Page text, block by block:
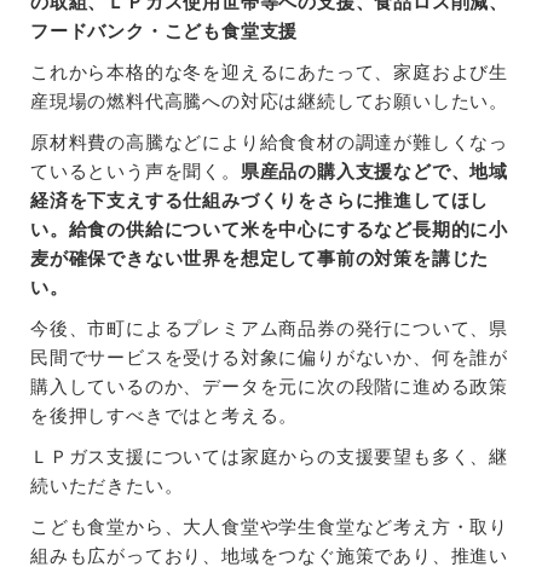
フードバンク・こども食堂支援
これから本格的な冬を迎えるにあたって、家庭および生
産現場の燃料代高騰への対応は継続してお願いしたい。
原材料費の高騰などにより給食食材の調達が難しくなっ
ているという声を聞く。 県産品の購入支援などで、地域
経済を下支えする仕組みづくりをさらに推進してほし
い。給食の供給について米を中心にするなど長期的に小
麦が確保できない世界を想定して事前の対策を講じた
い。
今後、市町によるプレミアム商品券の発行について、県
民間でサービスを受ける対象に偏りがないか、何を誰が
購入しているのか、データを元に次の段階に進める政策
を後押しすべきではと考える。
ＬＰガス支援については家庭からの支援要望も多く、継
続いただきたい。
こども食堂から、大人食堂や学生食堂など考え方・取り
組みも広がっており、地域をつなぐ施策であり、推進い